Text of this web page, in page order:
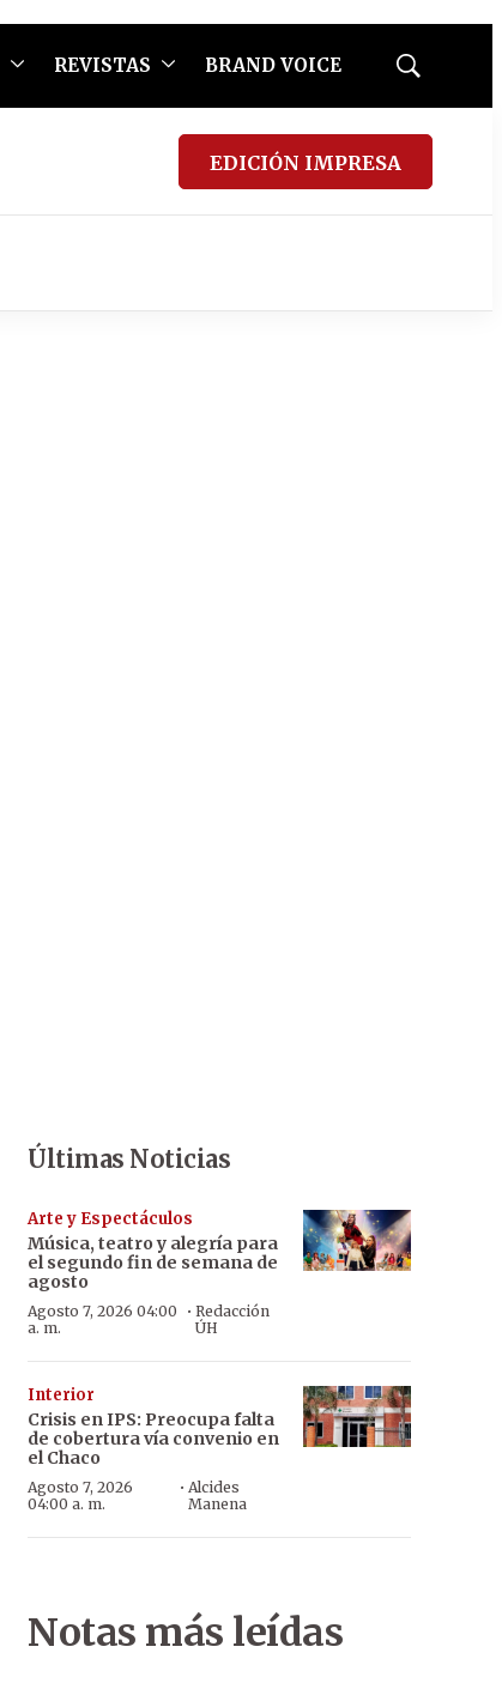
REVISTAS BRAND VOICE
Mostrar
EDICIÓN IMPRESA
Últimas Noticias
Arte y Espectáculos
Música, teatro y alegría para
el segundo fin de semana de
agosto
Agosto 7, 2026 04:00
a. m.
· Redacción
ÚH
Interior
Crisis en IPS: Preocupa falta
de cobertura vía convenio en
el Chaco
Agosto 7, 2026
04:00 a. m.
·Alcides
Manena
Notas más leídas